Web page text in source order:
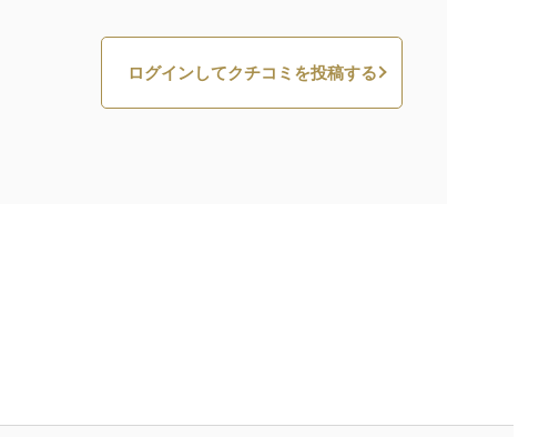
ログインしてクチコミを投稿する